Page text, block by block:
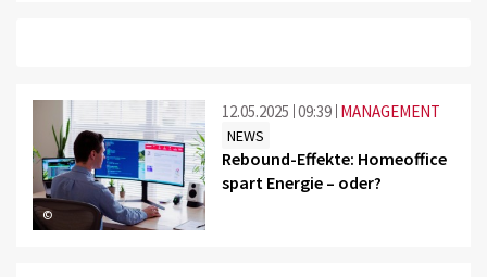
©
12.05.2025 09:39 MANAGEMENT
NEWS
Rebound-Effekte: Homeoffice
spart Energie – oder?